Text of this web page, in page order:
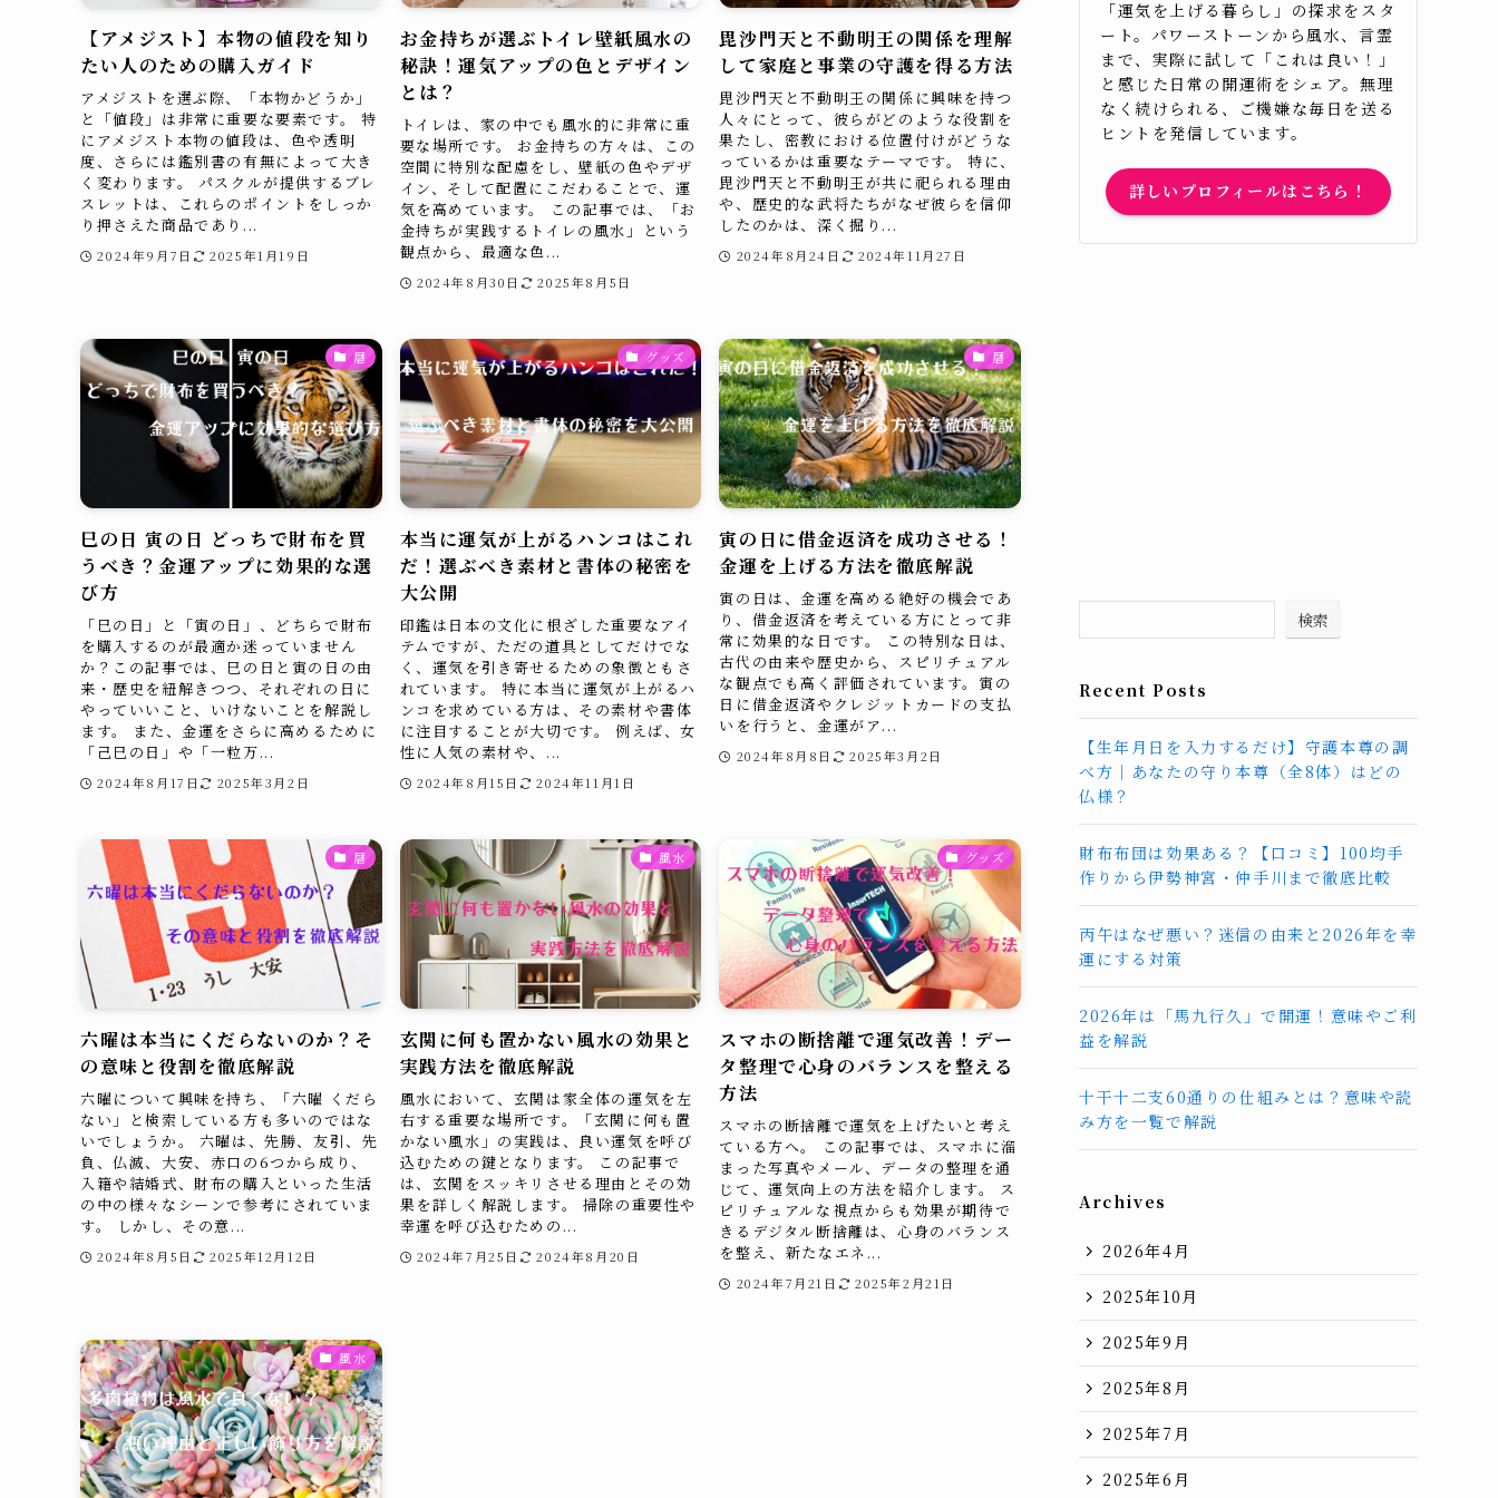
【アメジスト】本物の値段を知り
たい人のための購入ガイド
アメジストを選ぶ際、「本物かどうか」
と「値段」は非常に重要な要素です。 特
にアメジスト本物の値段は、色や透明
度、さらには鑑別書の有無によって大き
く変わります。 パスクルが提供するブレ
スレットは、これらのポイントをしっか
り押さえた商品であり...
2024年9月7日 2025年1月19日
お金持ちが選ぶトイレ壁紙風水の
秘訣！運気アップの色とデザイン
とは？
トイレは、家の中でも風水的に非常に重
要な場所です。 お金持ちの方々は、この
空間に特別な配慮をし、壁紙の色やデザ
イン、そして配置にこだわることで、運
気を高めています。 この記事では、「お
金持ちが実践するトイレの風水」という
観点から、最適な色...
2024年8月30日 2025年8月5日
毘沙門天と不動明王の関係を理解
して家庭と事業の守護を得る方法
毘沙門天と不動明王の関係に興味を持つ
人々にとって、彼らがどのような役割を
果たし、密教における位置付けがどうな
っているかは重要なテーマです。 特に、
毘沙門天と不動明王が共に祀られる理由
や、歴史的な武将たちがなぜ彼らを信仰
したのかは、深く掘り...
2024年8月24日 2024年11月27日
暦
巳の日 寅の日 どっちで財布を買
うべき？金運アップに効果的な選
び方
「巳の日」と「寅の日」、どちらで財布
を購入するのが最適か迷っていません
か？この記事では、巳の日と寅の日の由
来・歴史を紐解きつつ、それぞれの日に
やっていいこと、いけないことを解説し
ます。 また、金運をさらに高めるために
「己巳の日」や「一粒万...
2024年8月17日 2025年3月2日
グッズ
本当に運気が上がるハンコはこれ
だ！選ぶべき素材と書体の秘密を
大公開
印鑑は日本の文化に根ざした重要なアイ
テムですが、ただの道具としてだけでな
く、運気を引き寄せるための象徴ともさ
れています。 特に本当に運気が上がるハ
ンコを求めている方は、その素材や書体
に注目することが大切です。 例えば、女
性に人気の素材や、...
2024年8月15日 2024年11月1日
暦
寅の日に借金返済を成功させる！
金運を上げる方法を徹底解説
寅の日は、金運を高める絶好の機会であ
り、借金返済を考えている方にとって非
常に効果的な日です。 この特別な日は、
古代の由来や歴史から、スピリチュアル
な観点でも高く評価されています。寅の
日に借金返済やクレジットカードの支払
いを行うと、金運がア...
2024年8月8日 2025年3月2日
暦
六曜は本当にくだらないのか？そ
の意味と役割を徹底解説
六曜について興味を持ち、「六曜 くだら
ない」と検索している方も多いのではな
いでしょうか。 六曜は、先勝、友引、先
負、仏滅、大安、赤口の6つから成り、
入籍や結婚式、財布の購入といった生活
の中の様々なシーンで参考にされていま
す。 しかし、その意...
2024年8月5日 2025年12月12日
風水
玄関に何も置かない風水の効果と
実践方法を徹底解説
風水において、玄関は家全体の運気を左
右する重要な場所です。「玄関に何も置
かない風水」の実践は、良い運気を呼び
込むための鍵となります。 この記事で
は、玄関をスッキリさせる理由とその効
果を詳しく解説します。 掃除の重要性や
幸運を呼び込むための...
2024年7月25日 2024年8月20日
グッズ
スマホの断捨離で運気改善！デー
タ整理で心身のバランスを整える
方法
スマホの断捨離で運気を上げたいと考え
ている方へ。 この記事では、スマホに溜
まった写真やメール、データの整理を通
じて、運気向上の方法を紹介します。 ス
ピリチュアルな視点からも効果が期待で
きるデジタル断捨離は、心身のバランス
を整え、新たなエネ...
2024年7月21日 2025年2月21日
風水
「運気を上げる暮らし」の探求をスタ
ート。パワーストーンから風水、言霊
まで、実際に試して「これは良い！」
と感じた日常の開運術をシェア。無理
なく続けられる、ご機嫌な毎日を送る
ヒントを発信しています。
詳しいプロフィールはこちら！
検索
Recent Posts
【生年月日を入力するだけ】守護本尊の調
べ方｜あなたの守り本尊（全8体）はどの
仏様？
財布布団は効果ある？【口コミ】100均手
作りから伊勢神宮・仲手川まで徹底比較
丙午はなぜ悪い？迷信の由来と2026年を幸
運にする対策
2026年は「馬九行久」で開運！意味やご利
益を解説
十干十二支60通りの仕組みとは？意味や読
み方を一覧で解説
Archives
2026年4月
2025年10月
2025年9月
2025年8月
2025年7月
2025年6月